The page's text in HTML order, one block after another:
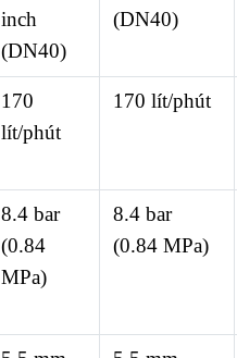
inch
(DN40)
(DN40)
170
lít/phút
170 lít/phút
8.4 bar
(0.84
MPa)
8.4 bar
(0.84 MPa)